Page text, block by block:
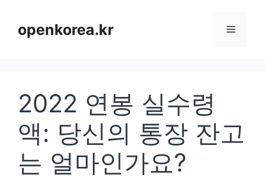
openkorea.kr 메
2022 연봉 실수령
액: 당신의 통장 잔고
는 얼마인가요?